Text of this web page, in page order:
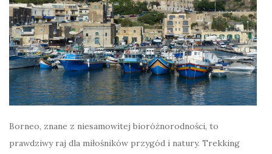
Borneo, znane z niesamowitej bioróżnorodności, to
prawdziwy raj dla miłośników przygód i natury. Trekking